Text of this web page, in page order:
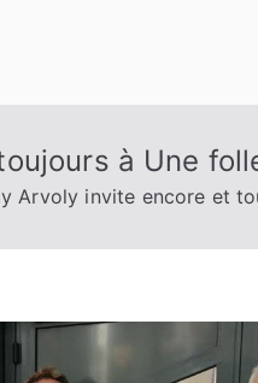
à Une
Arvoly invite encore et